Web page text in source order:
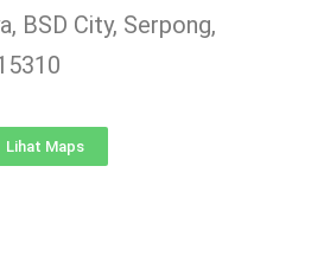
BSD City, Serpong,
Lihat Maps